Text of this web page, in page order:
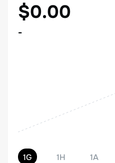
$0.00
-
1G 1H 1A